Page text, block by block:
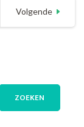
Twee
Volgende
ZOEKEN